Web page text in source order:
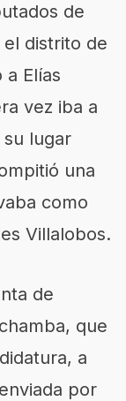
de
distrito de
a Elías
vez iba a
lugar
una
como
Villalobos.
de
que
a
por